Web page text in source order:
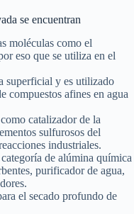
se encuentran
moléculas como el
eso que se utiliza en el
superficial y es utilizado
compuestos afines en agua
catalizador de la
sulfurosos del
industriales.
de alúmina química
purificador de agua,
el secado profundo de